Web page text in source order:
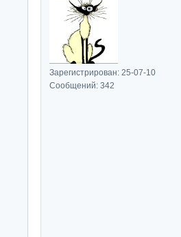
Зарегистрирован: 25-07-10
Сообщений: 342